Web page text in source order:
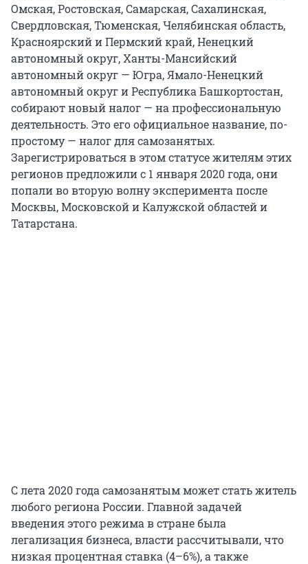
Омская, Ростовская, Самарская, Сахалинская,
Свердловская, Тюменская, Челябинская область,
Красноярский и Пермский край, Ненецкий
автономный округ, Ханты-Мансийский
автономный округ — Югра, Ямало-Ненецкий
автономный округ и Республика Башкортостан,
собирают новый налог — на профессиональную
деятельность. Это его официальное название, по-
простому — налог для самозанятых.
Зарегистрироваться в этом статусе жителям этих
регионов предложили с 1 января 2020 года, они
попали во вторую волну эксперимента после
Москвы, Московской и Калужской областей и
Татарстана.
С лета 2020 года самозанятым может стать житель
любого региона России. Главной задачей
введения этого режима в стране была
легализация бизнеса, власти рассчитывали, что
низкая процентная ставка (4–6%), а также